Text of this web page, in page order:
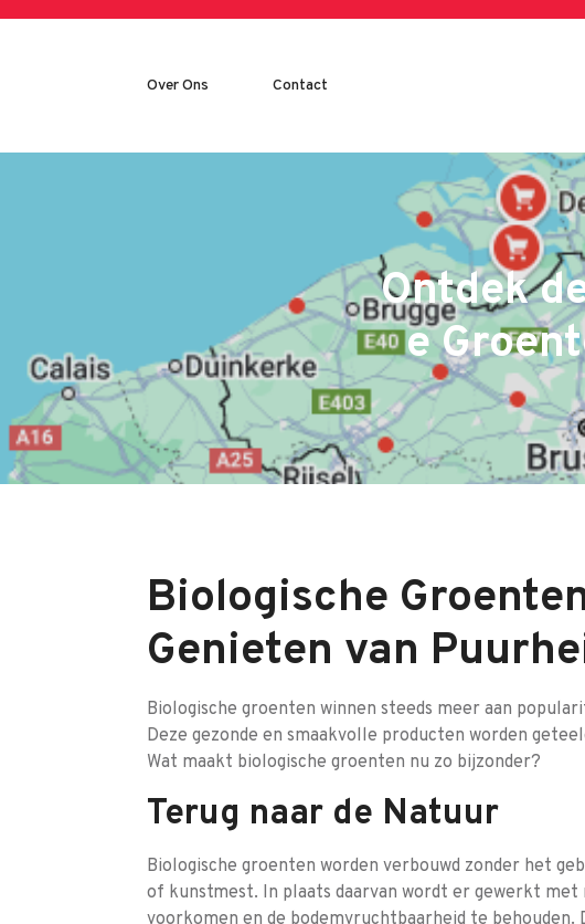
Over Ons Contact
Ontdek
e
Biologische
Genieten van
Biologische groenten winnen steeds meer aan
Deze gezonde en smaakvolle producten worden
Wat maakt biologische groenten nu zo bijzonder?
Terug naar de Natuur
Biologische groenten worden verbouwd zonder het
of kunstmest. In plaats daarvan wordt er gewerkt
voorkomen en de bodemvruchtbaarheid te